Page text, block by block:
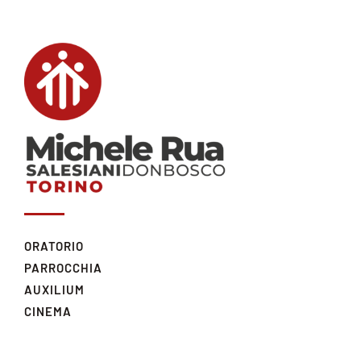
ORATORIO
PARROCCHIA
AUXILIUM
CINEMA